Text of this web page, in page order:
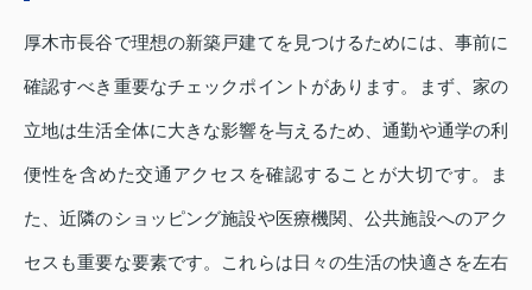
厚木市長谷で理想の新築戸建てを見つけるためには、事前に
確認すべき重要なチェックポイントがあります。まず、家の
立地は生活全体に大きな影響を与えるため、通勤や通学の利
便性を含めた交通アクセスを確認することが大切です。ま
た、近隣のショッピング施設や医療機関、公共施設へのアク
セスも重要な要素です。これらは日々の生活の快適さを左右